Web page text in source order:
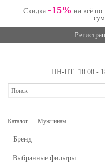
Скидка -15% на всё по
ПН-ПТ: 10:00 -
Каталог Мужчинам
Бренд
Выбранные фильтры: